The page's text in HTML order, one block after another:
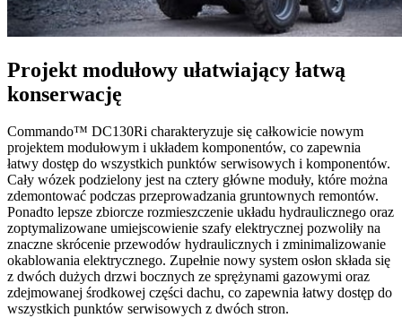
Projekt modułowy ułatwiający łatwą
konserwację
Commando™ DC130Ri charakteryzuje się całkowicie nowym
projektem modułowym i układem komponentów, co zapewnia
łatwy dostęp do wszystkich punktów serwisowych i komponentów.
Cały wózek podzielony jest na cztery główne moduły, które można
zdemontować podczas przeprowadzania gruntownych remontów.
Ponadto lepsze zbiorcze rozmieszczenie układu hydraulicznego oraz
zoptymalizowane umiejscowienie szafy elektrycznej pozwoliły na
znaczne skrócenie przewodów hydraulicznych i zminimalizowanie
okablowania elektrycznego. Zupełnie nowy system osłon składa się
z dwóch dużych drzwi bocznych ze sprężynami gazowymi oraz
zdejmowanej środkowej części dachu, co zapewnia łatwy dostęp do
wszystkich punktów serwisowych z dwóch stron.